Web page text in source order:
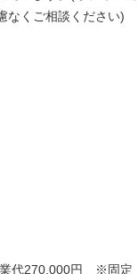
なくご相談ください)
業代270,000円 ※固定